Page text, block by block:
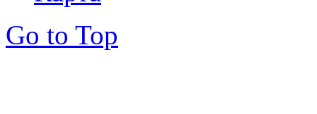
Go to Top